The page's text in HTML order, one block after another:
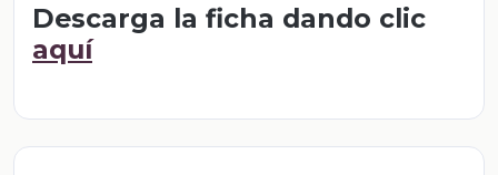
Descarga la ficha dando clic
aquí